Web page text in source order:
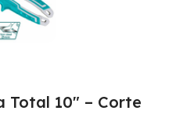
Total 10″ – Corte